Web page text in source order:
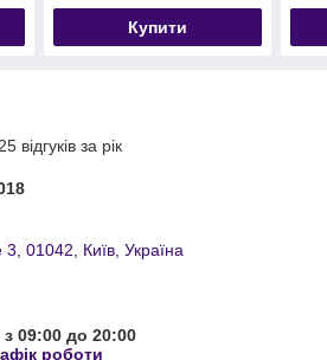
Купити
відгуків за рік
01042, Київ, Україна
09:00 до 20:00
роботи